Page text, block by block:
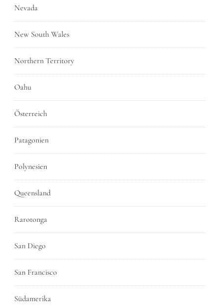
Nevada
New South Wales
Northern Territory
Oahu
Österreich
Patagonien
Polynesien
Queensland
Rarotonga
San Diego
San Francisco
Südamerika